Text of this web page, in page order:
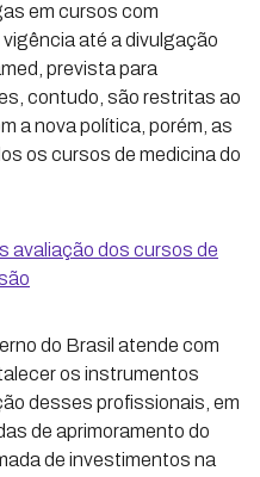
em cursos com
até a divulgação
prevista para
contudo, são restritas ao
a nova política, porém, as
os cursos de medicina do
avaliação dos cursos de
do Brasil atende com
os instrumentos
desses profissionais, em
de aprimoramento do
de investimentos na